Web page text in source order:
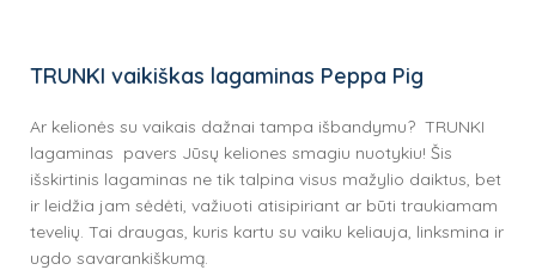
TRUNKI vaikiškas lagaminas Peppa Pig
Ar kelionės su vaikais dažnai tampa išbandymu? TRUNKI
lagaminas pavers Jūsų keliones smagiu nuotykiu! Šis
išskirtinis lagaminas ne tik talpina visus mažylio daiktus, bet
ir leidžia jam sėdėti, važiuoti atisipiriant ar būti traukiamam
tevelių. Tai draugas, kuris kartu su vaiku keliauja, linksmina ir
ugdo savarankiškumą.